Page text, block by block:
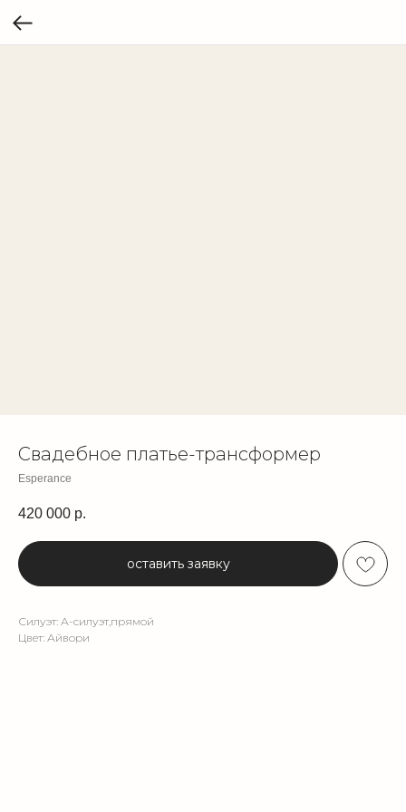
Свадебное платье-трансформер
Esperance
420 000 р.
оставить заявку
Силуэт: А-силуэт,прямой
Цвет: Айвори